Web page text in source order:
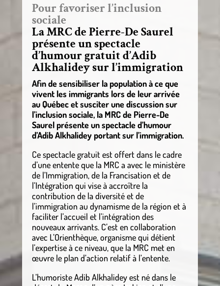
Pour favoriser l’inclusion
sociale
La MRC de Pierre-De Saurel
présente un spectacle
d’humour gratuit d’Adib
Alkhalidey sur l’immigration
Afin de sensibiliser la population à ce que
vivent les immigrants lors de leur arrivée
au Québec et susciter une discussion sur
l’inclusion sociale, la MRC de Pierre-De
Saurel présente un spectacle d’humour
d’Adib Alkhalidey portant sur l’immigration.
Ce spectacle gratuit est offert dans le cadre
d’une entente que la MRC a avec le ministère
de l’Immigration, de la Francisation et de
l’Intégration qui vise à accroître la
contribution de la diversité et de
l’immigration au dynamisme de la région et à
faciliter l’accueil et l’intégration des
nouveaux arrivants. C’est en collaboration
avec L’Orienthèque, organisme qui détient
l’expertise à ce niveau, que la MRC met en
œuvre le plan d’action relatif à l’entente.
L’humoriste Adib Alkhalidey est né dans le